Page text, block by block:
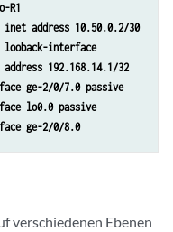
R1
address 10.50.0.2/30
interface
192.168.14.1/32
ge-2/0/7.0 passive
lo0.0 passive
ge-2/0/8.0
verschiedenen Ebenen